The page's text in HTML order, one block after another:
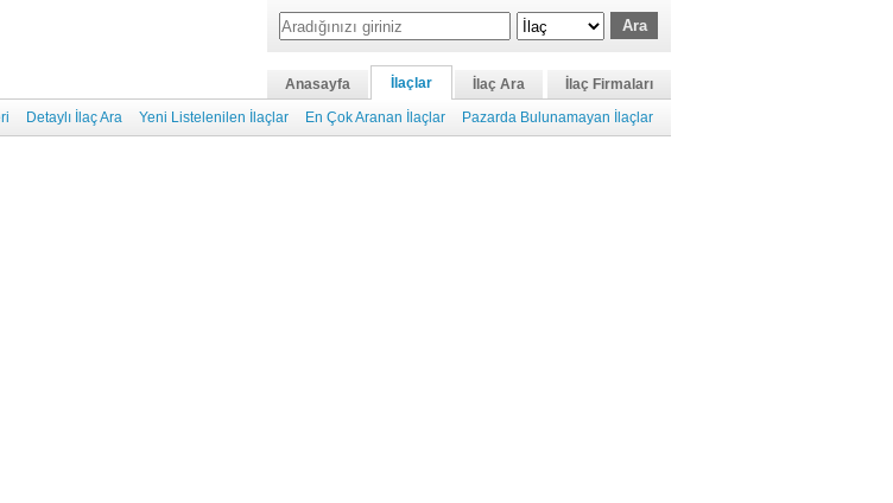
Anasayfa İlaçlar İlaç Ara
İlaç Firmaları
Detaylı İlaç Ara Yeni Listelenilen İlaçlar En Çok Aranan İlaçlar Pazarda Bulunamayan İlaçlar